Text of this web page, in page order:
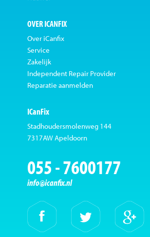
OVER ICANFIX
Over iCanfix
Service
Zakelijk
Independent Repair Provider
Reparatie aanmelden
ICanFix
Stadhoudersmolenweg 144
7317AW Apeldoorn
055 - 7600177
info@icanfix.nl